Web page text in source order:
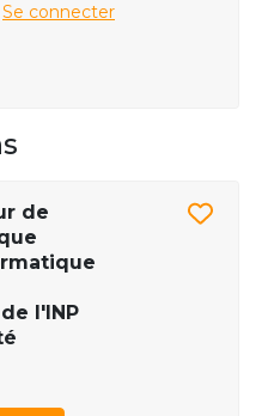
Se connecter
de
l'INP